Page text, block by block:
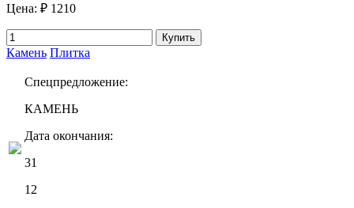
Цена: ₽ 1210
Купить
Камень Плитка
Спецпредложение:
КАМЕНЬ
Дата окончания:
31
12